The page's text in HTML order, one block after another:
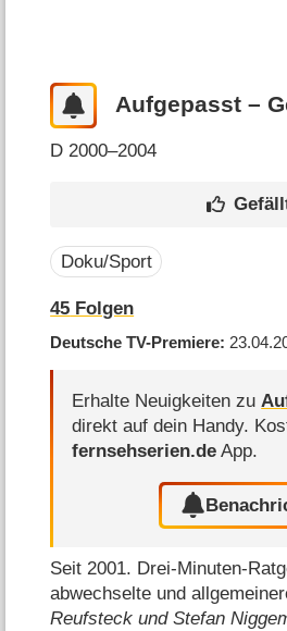
Aufgepasst –
D 2000–2004
Doku/Sport
45 Folgen
Deutsche TV-Premiere
Erhalte Neuigkeiten zu
direkt auf dein Handy.
fernsehserien.de App.
Seit 2001. Drei-Minuten-
abwechselte und
Reufsteck und Stefan